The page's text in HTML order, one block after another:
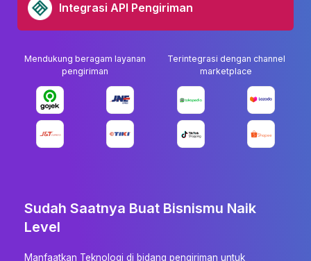
Integrasi API Pengiriman
Mendukung beragam layanan
pengiriman
Terintegrasi dengan channel
marketplace
Sudah Saatnya Buat Bisnismu Naik
Level
Manfaatkan Teknologi di bidang pengiriman untuk